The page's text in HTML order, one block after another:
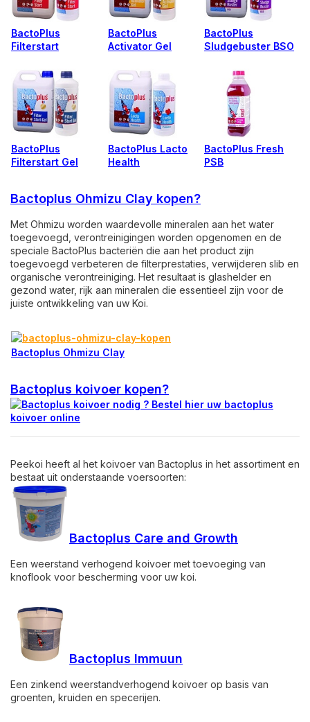
BactoPlus
Filterstart
BactoPlus
Activator Gel
BactoPlus
Sludgebuster BSO
BactoPlus
Filterstart Gel
BactoPlus Lacto
Health
BactoPlus Fresh
PSB
Bactoplus Ohmizu Clay kopen?
Met Ohmizu worden waardevolle mineralen aan het water
toegevoegd, verontreinigingen worden opgenomen en de
speciale BactoPlus bacteriën die aan het product zijn
toegevoegd verbeteren de filterprestaties, verwijderen slib en
organische verontreiniging. Het resultaat is glashelder en
gezond water, rijk aan mineralen die essentieel zijn voor de
juiste ontwikkeling van uw Koi.
Bactoplus Ohmizu Clay
Bactoplus koivoer kopen?
Peekoi heeft al het koivoer van Bactoplus in het assortiment en
bestaat uit onderstaande voersoorten:
Bactoplus Care and Growth
Een weerstand verhogend koivoer met toevoeging van
knoflook voor bescherming voor uw koi.
Bactoplus Immuun
Een zinkend weerstandverhogend koivoer op basis van
groenten, kruiden en specerijen.